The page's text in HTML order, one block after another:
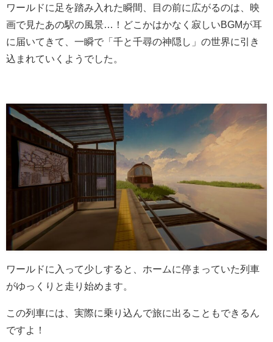
ワールドに足を踏み入れた瞬間、目の前に広がるのは、映
画で見たあの駅の風景…！どこかはかなく寂しいBGMが耳
に届いてきて、一瞬で「千と千尋の神隠し」の世界に引き
込まれていくようでした。
ワールドに入って少しすると、ホームに停まっていた列車
がゆっくりと走り始めます。
この列車には、実際に乗り込んで旅に出ることもできるん
ですよ！